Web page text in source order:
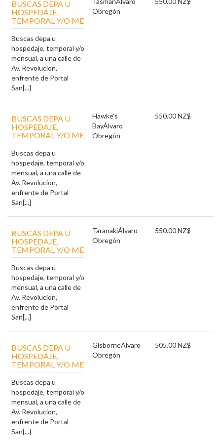
BUSCAS DEPA U
HOSPEDAJE,
TEMPORAL Y/O ME
Buscas depa u
hospedaje, temporal y/o
mensual, a una calle de
Av. Revolucion,
enfrente de Portal
San[...]
Obregón
BUSCAS DEPA U
HOSPEDAJE,
TEMPORAL Y/O ME
Buscas depa u
hospedaje, temporal y/o
mensual, a una calle de
Av. Revolucion,
enfrente de Portal
San[...]
Hawke's
BayÁlvaro
Obregón
550.00 NZ$
BUSCAS DEPA U
HOSPEDAJE,
TEMPORAL Y/O ME
Buscas depa u
hospedaje, temporal y/o
mensual, a una calle de
Av. Revolucion,
enfrente de Portal
San[...]
TaranakiÁlvaro
Obregón
550.00 NZ$
BUSCAS DEPA U
HOSPEDAJE,
TEMPORAL Y/O ME
Buscas depa u
hospedaje, temporal y/o
mensual, a una calle de
Av. Revolucion,
enfrente de Portal
San[...]
GisborneÁlvaro
Obregón
505.00 NZ$